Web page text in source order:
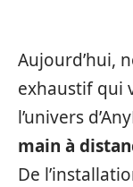
Aujourd’hui,
exhaustif qui
l’univers
main à
De